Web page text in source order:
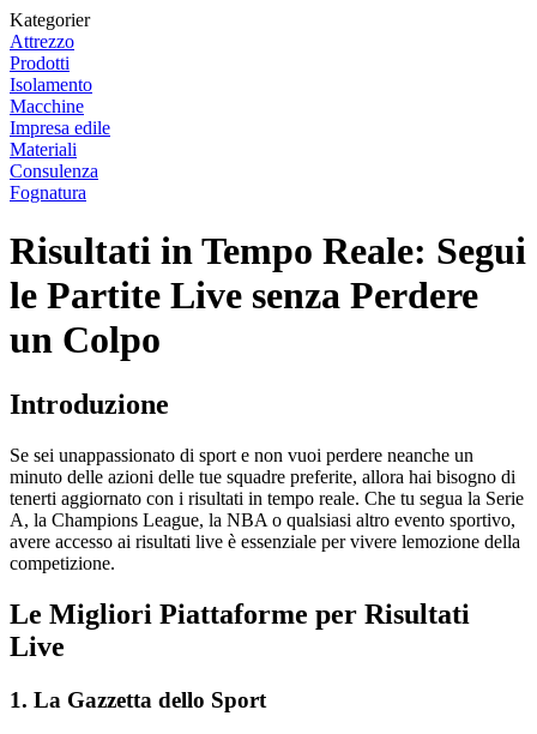
Kategorier
Attrezzo
Prodotti
Isolamento
Macchine
Impresa edile
Materiali
Consulenza
Fognatura
Risultati in Tempo Reale: Segui
le Partite Live senza Perdere
un Colpo
Introduzione
Se sei unappassionato di sport e non vuoi perdere neanche un
minuto delle azioni delle tue squadre preferite, allora hai bisogno di
tenerti aggiornato con i risultati in tempo reale. Che tu segua la Serie
A, la Champions League, la NBA o qualsiasi altro evento sportivo,
avere accesso ai risultati live è essenziale per vivere lemozione della
competizione.
Le Migliori Piattaforme per Risultati
Live
1. La Gazzetta dello Sport